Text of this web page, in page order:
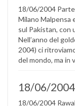
18/06/2004
Milano Malpensa
sul Pakistan, con
Nell’anno del
2004) ci
del mondo, ma
18/06/
18/06/2004